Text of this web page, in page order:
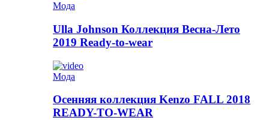
Мода
Ulla Johnson Коллекция Весна-Лето
2019 Ready-to-wear
Мода
Осенняя коллекция Kenzo FALL 2018
READY-TO-WEAR